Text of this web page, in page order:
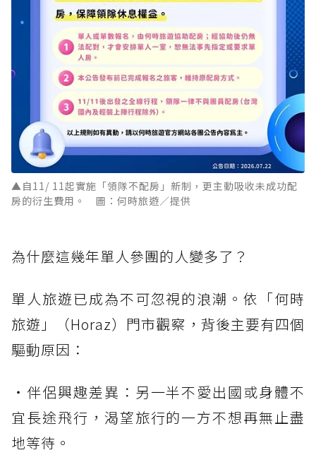
▲自11/ 11起實施「領隊不配房」新制，更主動吸收未成功配
房的衍生費用。 圖：何時旅遊／提供
為什麼這幾年單人參團的人變多了？
單人旅遊已成為不可忽視的浪潮。依「何時
旅遊」（Horaz）門市觀察，背後主要有四個
驅動原因：
・伴侶興趣差異：另一半不愛出國或身體不
宜長途飛行，渴望旅行的一方不想再無止盡
地等待。